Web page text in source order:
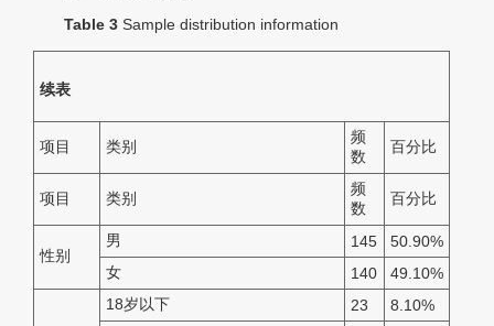
Table 3 Sample distribution information
续表
项目 类别
频
数
百分比
项目 类别
频
数
百分比
性别
男 145
50.90%
女
140 49.10%
18岁以下 23
8.10%